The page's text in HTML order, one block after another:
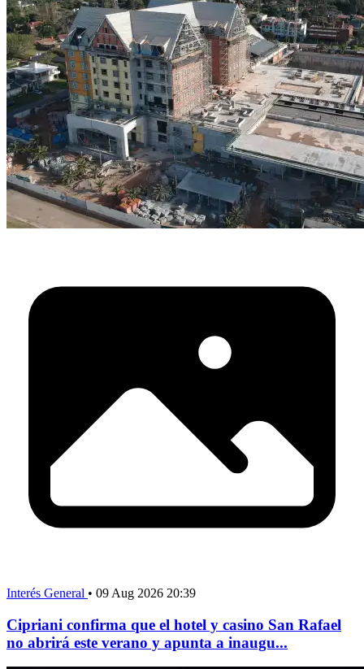
Interés General • 09 Aug 2026 20:39
Cipriani confirma que el hotel y casino San Rafael
no abrirá este verano y apunta a inaugu...